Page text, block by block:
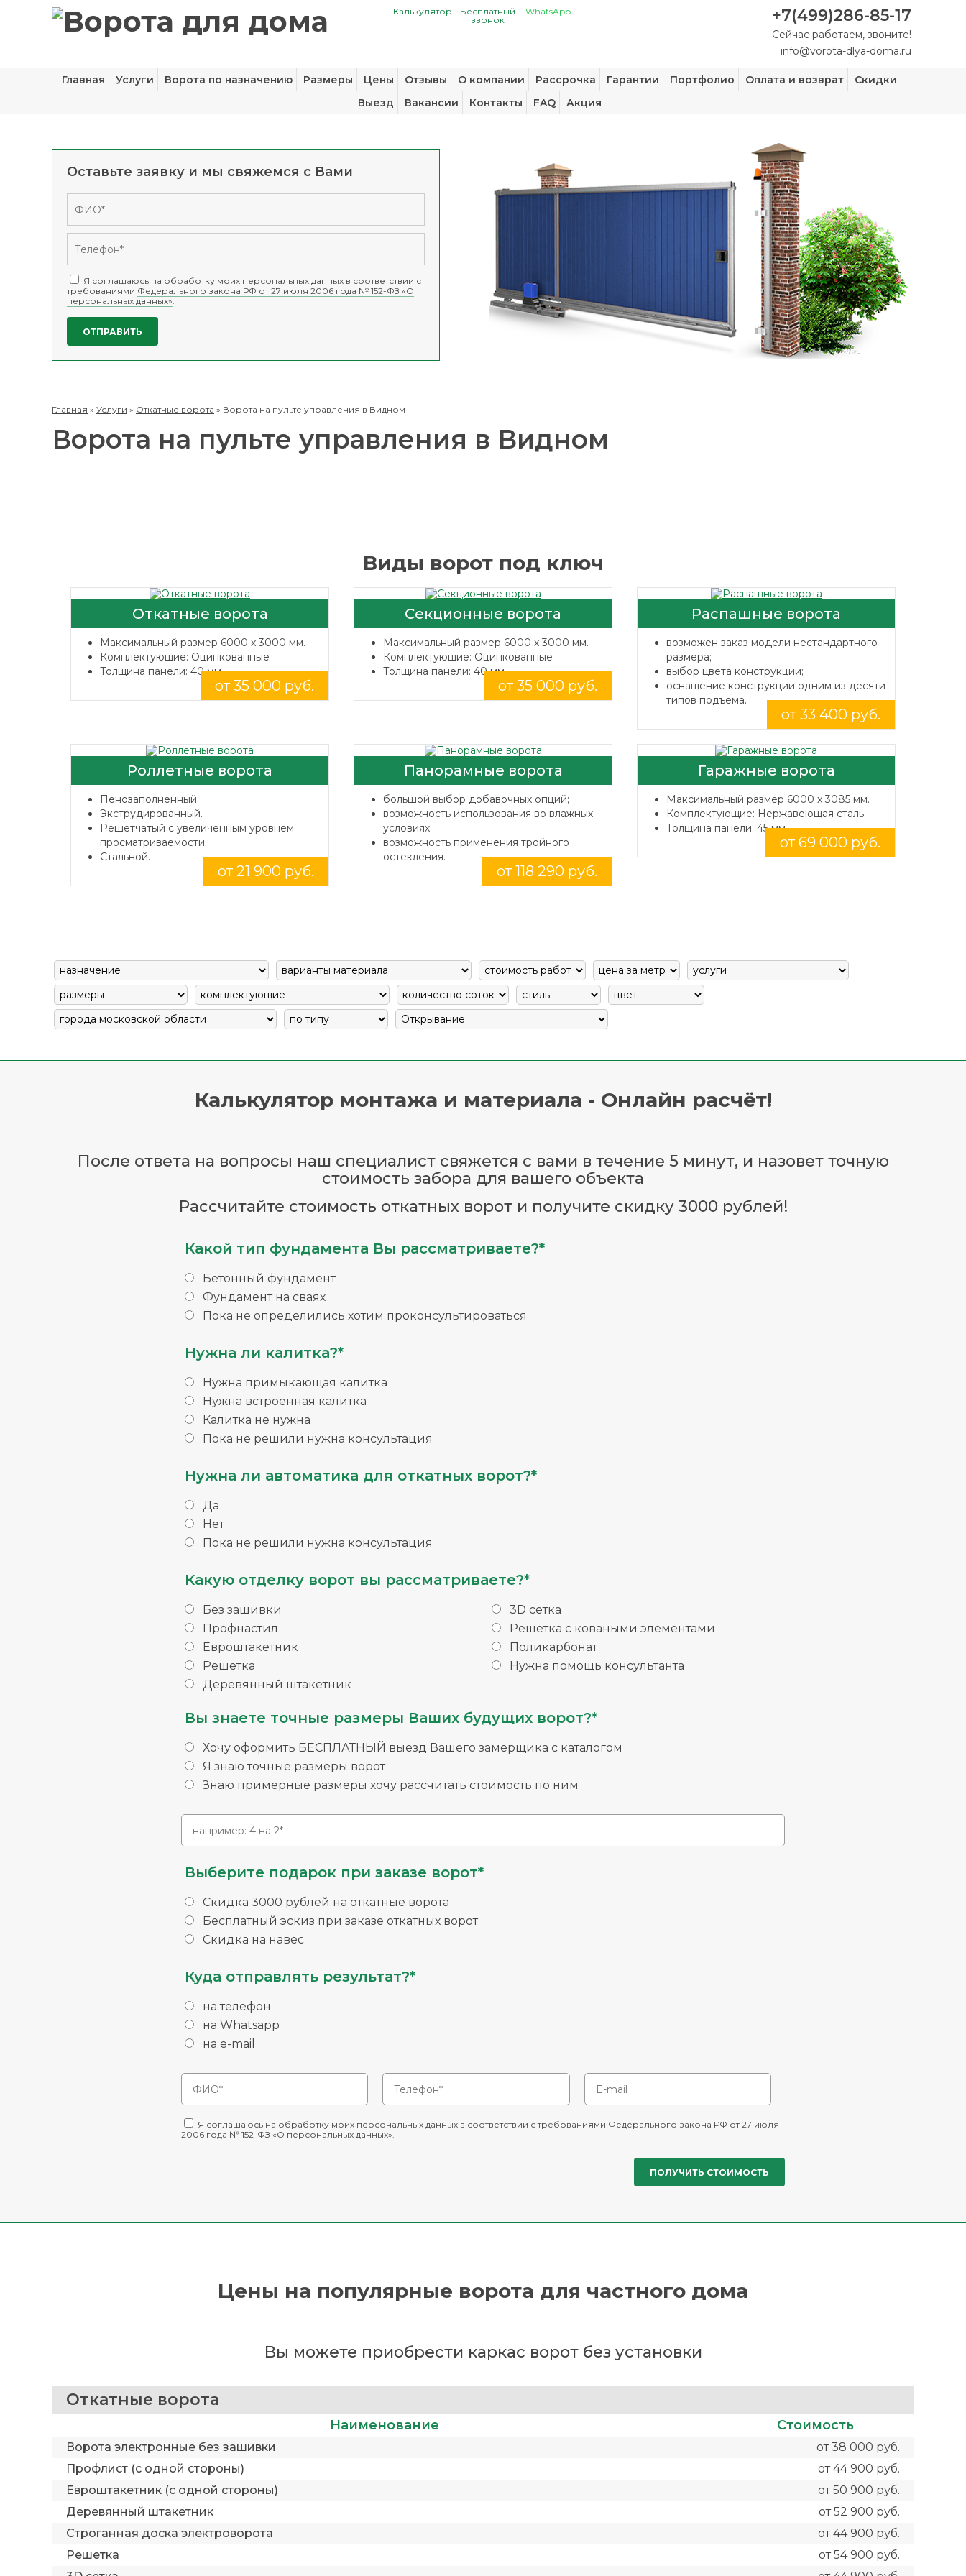
Калькулятор
Бесплатный
звонок
WhatsApp +7(499)286-85-17
Сейчас работаем, звоните!
info@vorota-dlya-doma.ru
Главная Услуги Ворота по назначению Размеры Цены Отзывы О компании Рассрочка Гарантии Портфолио Оплата и возврат
Скидки
Выезд
Вакансии Контакты FAQ Акция
Оставьте заявку и мы свяжемся с Вами
Я соглашаюсь на обработку моих персональных данных в соответствии с
требованиями Федерального закона РФ от 27 июля 2006 года № 152-ФЗ «О
персональных данных».
Главная » Услуги » Откатные ворота » Ворота на пульте управления в Видном
Ворота на пульте управления в Видном
Виды ворот под ключ
Откатные ворота
Максимальный размер 6000 x 3000 мм.
Комплектующие: Оцинкованные
Толщина панели: 40 мм.
от 35 000 руб.
Секционные ворота
Максимальный размер 6000 x 3000 мм.
Комплектующие: Оцинкованные
Толщина панели: 40 мм.
от 35 000 руб.
Распашные ворота
возможен заказ модели нестандартного
размера;
выбор цвета конструкции;
оснащение конструкции одним из десяти
типов подъема.
от 33 400 руб.
Роллетные ворота
Пенозаполненный.
Экструдированный.
Решетчатый с увеличенным уровнем
просматриваемости.
Стальной.
от 21 900 руб.
Панорамные ворота
большой выбор добавочных опций;
возможность использования во влажных
условиях;
возможность применения тройного
остекления.
от 118 290 руб.
Гаражные ворота
Максимальный размер 6000 x 3085 мм.
Комплектующие: Нержавеющая сталь
Толщина панели: 45 мм.
от 69 000 руб.
Калькулятор монтажа и материала - Онлайн расчёт!
После ответа на вопросы наш специалист свяжется с вами в течение 5 минут, и назовет точную
стоимость забора для вашего объекта
Рассчитайте стоимость откатных ворот и получите скидку 3000 рублей!
Какой тип фундамента Вы рассматриваете?*
Бетонный фундамент
Фундамент на сваях
Пока не определились хотим проконсультироваться
Нужна ли калитка?*
Нужна примыкающая калитка
Нужна встроенная калитка
Калитка не нужна
Пока не решили нужна консультация
Нужна ли автоматика для откатных ворот?*
Да
Нет
Пока не решили нужна консультация
Какую отделку ворот вы рассматриваете?*
Без зашивки
Профнастил
Евроштакетник
Решетка
Деревянный штакетник
3D сетка
Решетка с коваными элементами
Поликарбонат
Нужна помощь консультанта
Вы знаете точные размеры Ваших будущих ворот?*
Хочу оформить БЕСПЛАТНЫЙ выезд Вашего замерщика с каталогом
Я знаю точные размеры ворот
Знаю примерные размеры хочу рассчитать стоимость по ним
Выберите подарок при заказе ворот*
Скидка 3000 рублей на откатные ворота
Бесплатный эскиз при заказе откатных ворот
Скидка на навес
Куда отправлять результат?*
на телефон
на Whatsapp
на e-mail
Я соглашаюсь на обработку моих персональных данных в соответствии с требованиями Федерального закона РФ от 27 июля
2006 года № 152-ФЗ «О персональных данных».
Цены на популярные ворота для частного дома
Вы можете приобрести каркас ворот без установки
Откатные ворота
Наименование Стоимость
Ворота электронные без зашивки
от 38 000 руб.
Профлист (с одной стороны)
от 44 900 руб.
Евроштакетник (с одной стороны)
от 50 900 руб.
Деревянный штакетник
от 52 900 руб.
Строганная доска электроворота
от 44 900 руб.
Решетка
от 54 900 руб.